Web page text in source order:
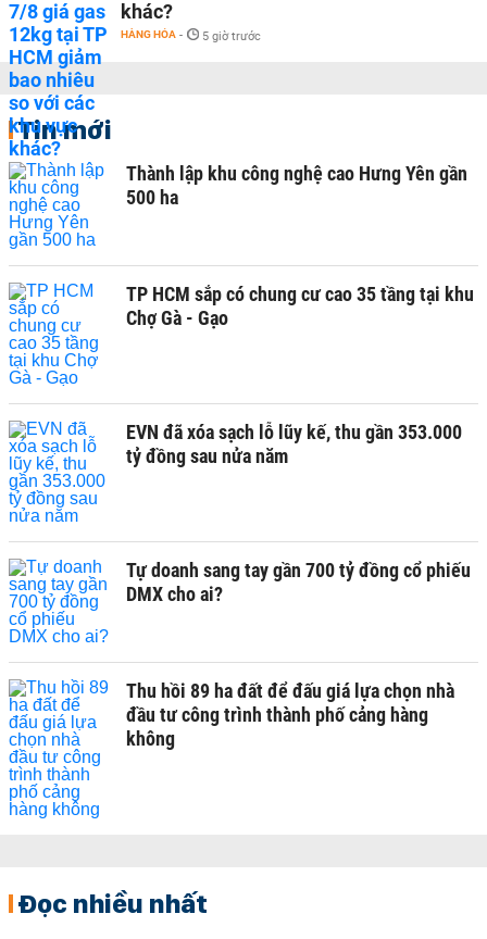
khác?
HÀNG HÓA - 5 giờ trước
Tin mới
Thành lập khu công nghệ cao Hưng Yên gần
500 ha
TP HCM sắp có chung cư cao 35 tầng tại khu
Chợ Gà - Gạo
EVN đã xóa sạch lỗ lũy kế, thu gần 353.000
tỷ đồng sau nửa năm
Tự doanh sang tay gần 700 tỷ đồng cổ phiếu
DMX cho ai?
Thu hồi 89 ha đất để đấu giá lựa chọn nhà
đầu tư công trình thành phố cảng hàng
không
Đọc nhiều nhất